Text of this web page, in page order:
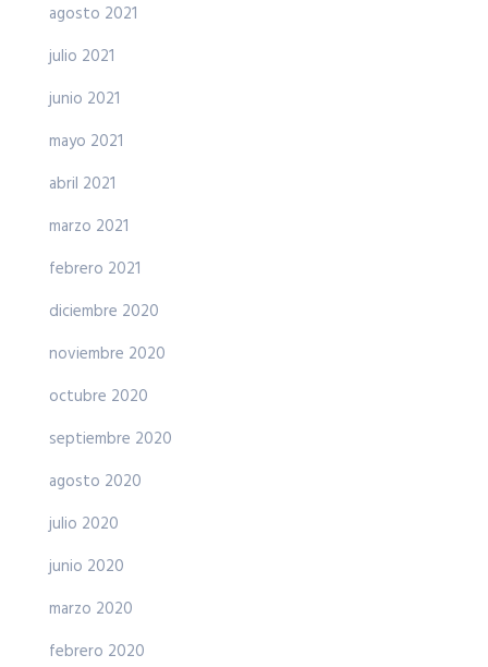
agosto 2021
julio 2021
junio 2021
mayo 2021
abril 2021
marzo 2021
febrero 2021
diciembre 2020
noviembre 2020
octubre 2020
septiembre 2020
agosto 2020
julio 2020
junio 2020
marzo 2020
febrero 2020